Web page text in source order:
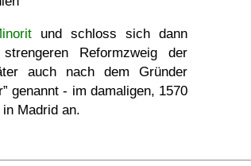
und schloss sich dann
Reformzweig der
auch nach dem Gründer
genannt - im damaligen, 1570
in Madrid an.